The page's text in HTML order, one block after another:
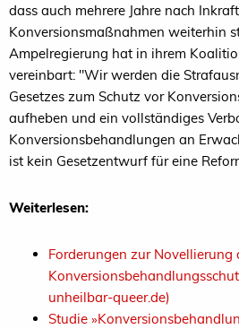
dass auch mehrere Jahre nach
Konversionsmaßnahmen weiterhin
Ampelregierung hat in ihrem
vereinbart: "Wir werden die
Gesetzes zum Schutz vor
aufheben und ein vollständiges
Konversionsbehandlungen an
ist kein Gesetzentwurf für eine
Weiterlesen:
Forderungen zur Novellierung
unheilbar-queer.de)
Studie